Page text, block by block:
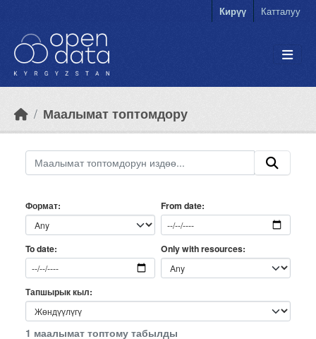
Кирүү Катталуу
Маалымат топтомдору
Формат From date
To date Only with resources
Тапшырык кыл
1 маалымат топтому табылды